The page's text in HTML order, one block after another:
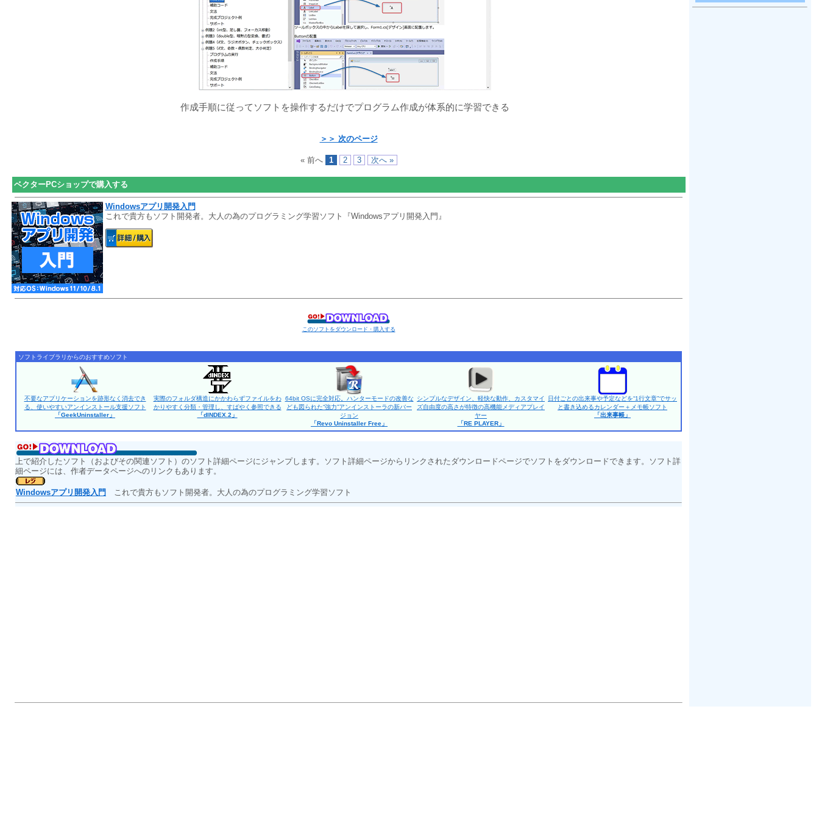
作成手順に従ってソフトを操作するだけでプログラム作成が体系的に学習できる
＞＞ 次のページ
« 前へ 1 2 3 次へ »
ベクターPCショップで購入する
Windowsアプリ開発入門
これで貴方もソフト開発者。大人の為のプログラミング学習ソフト『Windowsアプリ開発入門』
このソフトをダウンロード・購入する
ソフトライブラリからのおすすめソフト
不要なアプリケーションを跡形なく消去でき
る、使いやすいアンインストール支援ソフト
「GeekUninstaller」
実際のフォルダ構造にかかわらずファイルをわ
かりやすく分類・管理し、すばやく参照できる
「dINDEX.2」
64bit OSに完全対応。ハンターモードの改善な
ども図られた“強力”アンインストーラの新バー
ジョン
「Revo Uninstaller Free」
シンプルなデザイン、軽快な動作、カスタマイ
ズ自由度の高さが特徴の高機能メディアプレイ
ヤー
「RE PLAYER」
日付ごとの出来事や予定などを“1行文章”でサッ
と書き込めるカレンダー＋メモ帳ソフト
「出来事帳」
上で紹介したソフト（およびその関連ソフト）のソフト詳細ページにジャンプします。ソフト詳細ページからリンクされたダウンロードページでソフトをダウンロードできます。ソフト詳
細ページには、作者データページへのリンクもあります。
Windowsアプリ開発入門 これで貴方もソフト開発者。大人の為のプログラミング学習ソフト